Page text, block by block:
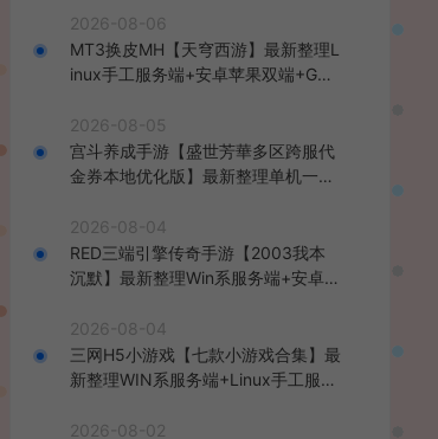
2026-08-06
MT3换皮MH【天穹西游】最新整理L
inux手工服务端+安卓苹果双端+GM
教程
2026-08-05
宫斗养成手游【盛世芳華多区跨服代
金券本地优化版】最新整理单机一键
后台+安卓+详细搭建教程
2026-08-04
RED三端引擎传奇手游【2003我本
沉默】最新整理Win系服务端+安卓苹
2026-08-04
三网H5小游戏【七款小游戏合集】最
新整理WIN系服务端+Linux手工服务
2026-08-02